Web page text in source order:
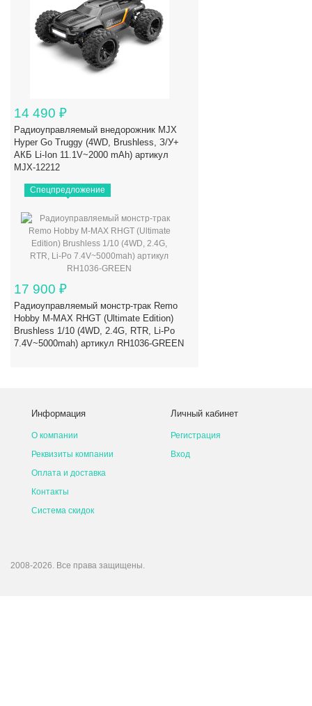
14 490 ₽
Радиоуправляемый внедорожник MJX
Hyper Go Truggy (4WD, Brushless, З/У+
АКБ Li-Ion 11.1V~2000 mAh) артикул
MJX-12212
Спецпредложение
17 900 ₽
Радиоуправляемый монстр-трак Remo
Hobby M-MAX RHGT (Ultimate Edition)
Brushless 1/10 (4WD, 2.4G, RTR, Li-Po
7.4V~5000mah) артикул RH1036-GREEN
Информация
О компании
Реквизиты компании
Оплата и доставка
Контакты
Система скидок
Личный кабинет
Регистрация
Вход
2008-2026. Все права защищены.